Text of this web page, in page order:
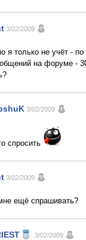
3/02/2009
я только не учёт -
на форуме -
3/02/2009
спросить
3/02/2009
ещё спрашивать?
3/02/2009